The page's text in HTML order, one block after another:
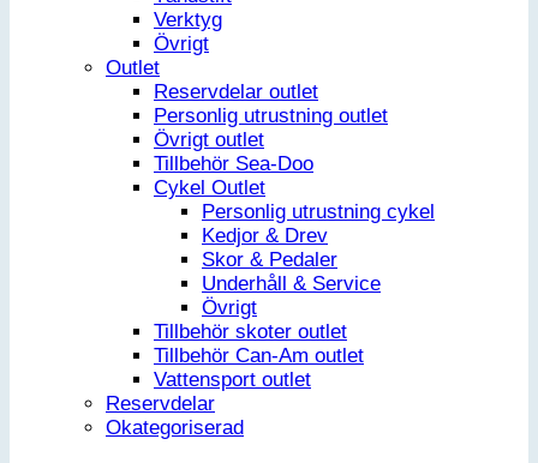
Verktyg
Övrigt
Outlet
Reservdelar outlet
Personlig utrustning outlet
Övrigt outlet
Tillbehör Sea-Doo
Cykel Outlet
Personlig utrustning cykel
Kedjor & Drev
Skor & Pedaler
Underhåll & Service
Övrigt
Tillbehör skoter outlet
Tillbehör Can-Am outlet
Vattensport outlet
Reservdelar
Okategoriserad